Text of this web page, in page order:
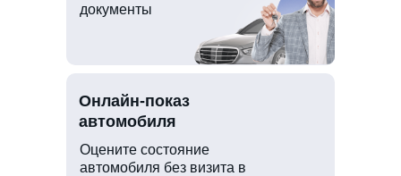
документы
Оцените состояние
автомобиля без визита в
Онлайн-показ
автомобиля